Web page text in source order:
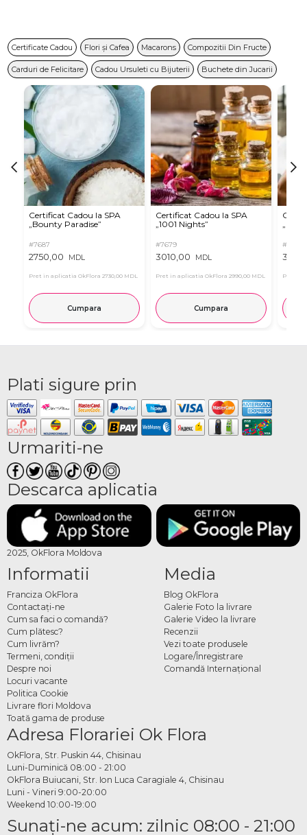
Certificate Cadou Flori și Cafea Macarons Compozitii Din Fructe
Carduri de Felicitare Cadou Ursuleti cu Bijuterii Buchete din Jucarii
Certificat Cadou la SPA
„Bounty Paradise”
#7687
2750,00 MDL
Pret in aplicatia OkFlora 2730,00 MDL
Cumpara
Certificat Cadou la SPA
„1001 Nights”
#7679
3010,00 MDL
Pret in aplicatia OkFlora 2990,00 MDL
Cumpara
#7683
Pret in
Plati sigure prin
Urmariti-ne
Descarca aplicatia
2025, OkFlora Moldova
Informatii
Franciza OkFlora
Contactaţi-ne
Cum sa faci o comandă?
Cum plătesc?
Cum livrăm?
Termeni, condiţii
Despre noi
Locuri vacante
Politica Cookie
Livrare flori Moldova
Toată gama de produse
Media
Blog OkFlora
Galerie Foto la livrare
Galerie Video la livrare
Recenzii
Vezi toate produsele
Logare/Înregistrare
Comandă Internațional
Adresa Florariei Ok Flora
OkFlora, Str. Puskin 44, Chisinau
Luni-Duminică 08:00 - 21:00
OkFlora Buiucani, Str. Ion Luca Caragiale 4, Chisinau
Luni - Vineri 9:00-20:00
Weekend 10:00-19:00
Sunaţi-ne acum: zilnic 08:00 - 21:00